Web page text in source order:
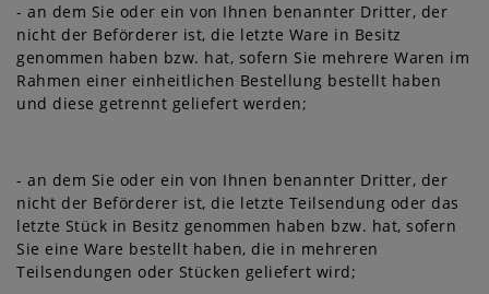
- an dem Sie oder ein von Ihnen benannter Dritter, der
nicht der Beförderer ist, die letzte Ware in Besitz
genommen haben bzw. hat, sofern Sie mehrere Waren im
Rahmen einer einheitlichen Bestellung bestellt haben
und diese getrennt geliefert werden;
- an dem Sie oder ein von Ihnen benannter Dritter, der
nicht der Beförderer ist, die letzte Teilsendung oder das
letzte Stück in Besitz genommen haben bzw. hat, sofern
Sie eine Ware bestellt haben, die in mehreren
Teilsendungen oder Stücken geliefert wird;